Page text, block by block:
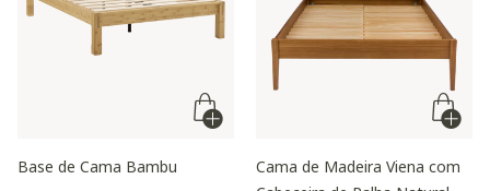
Base de Cama Bambu
Cama de Madeira Viena com